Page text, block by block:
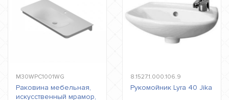
M30WPC1001WG
Раковина мебельная,
искусственный мрамор,
8.1527.1.000.106.9
Рукомойник Lyra 40 Jika